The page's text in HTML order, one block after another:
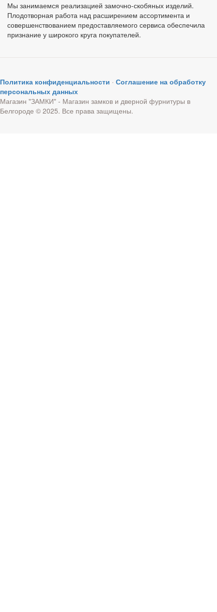
Мы занимаемся реализацией замочно-скобяных изделий.
Плодотворная работа над расширением ассортимента и
совершенствованием предоставляемого сервиса обеспечила
признание у широкого круга покупателей.
Политика конфиденциальности · Соглашение на обработку
персональных данных
Магазин "ЗАМКИ" - Магазин замков и дверной фурнитуры в
Белгороде © 2025. Все права защищены.